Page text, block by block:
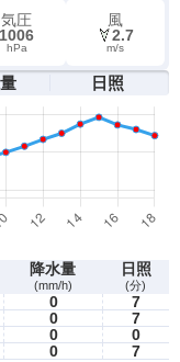
気圧
1006
hPa
風
2.7
m/s
日照
降水量
(mm/h)
日照
(分)
0
7
0
7
0
0
0 7